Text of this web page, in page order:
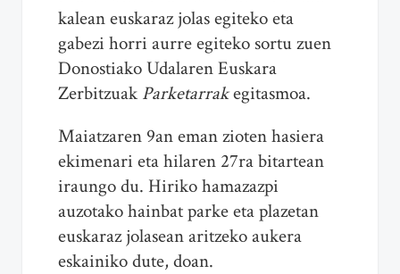
kalean euskaraz jolas egiteko eta
gabezi horri aurre egiteko sortu zuen
Donostiako Udalaren Euskara
ZerbitzuakParketarrakegitasmoa.
Maiatzaren 9an eman zioten hasiera
ekimenari eta hilaren 27ra bitartean
iraungo du. Hiriko hamazazpi
auzotako hainbat parke eta plazetan
euskaraz jolasean aritzeko aukera
eskainiko dute, doan.